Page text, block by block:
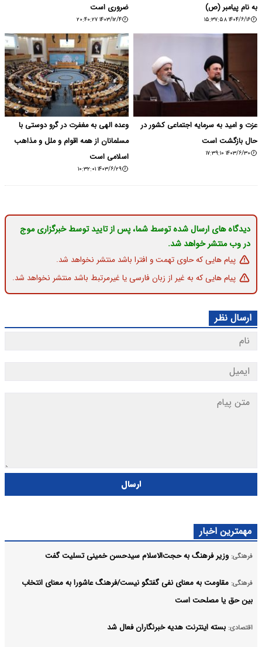
به نام پیامبر (ص)
۱۴۰۴/۶/۱۶ ۱۵:۳۷:۵۸
ضروری است
۱۴۰۳/۱۲/۴ ۲۰:۴۰:۲۷
عزت و امید به سرمایه اجتماعی کشور در
حال بازگشت است
۱۴۰۳/۶/۳۰ ۱۷:۳۹:۱۰
وعده الهی به مغفرت در گرو دوستی با
مسلمانان از همه اقوام و ملل و مذاهب
اسلامی است
۱۴۰۳/۶/۲۹ ۱۰:۳۲:۰۱
دیدگاه های ارسال شده توسط شما، پس از تایید توسط خبرگزاری موج
در وب منتشر خواهد شد.
پیام هایی که حاوی تهمت و افترا باشد منتشر نخواهد شد.
پیام هایی که به غیر از زبان فارسی یا غیرمرتبط باشد منتشر نخواهد شد.
ارسال نظر
ارسال
مهمترین اخبار
فرهنگی: وزیر فرهنگ به حجت‌الاسلام سیدحسن خمینی تسلیت گفت
فرهنگی: مقاومت به معنای نفی گفتگو نیست/فرهنگ عاشورا به معنای انتخاب
بین حق یا مصلحت است
اقتصادی: بسته اینترنت هدیه خبرنگاران فعال شد